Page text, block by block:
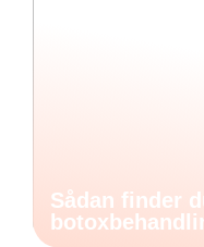
Sådan finder